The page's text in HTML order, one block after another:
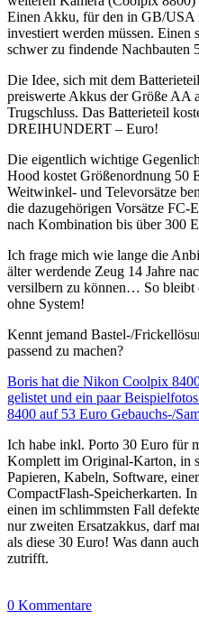
Einen Akku, für den in GB/USA
investiert werden müssen. Einen
schwer zu findende Nachbauten
Die Idee, sich mit dem
preiswerte Akkus der Größe AA
Trugschluss. Das Batterieteil
DREIHUNDERT – Euro!
Die eigentlich wichtige
Hood kostet Größenordnung 50
Weitwinkel- und Televorsätze
die dazugehörigen Vorsätze
nach Kombination bis über 300
Ich frage mich wie lange die
älter werdende Zeug 14 Jahre
versilbern zu können… So bleibt
ohne System!
Kennt jemand Bastel-/
passend zu machen?
Boris hat die Nikon Coolpix
gelistet und ein paar
8400 auf 53 Euro Gebauchs-/
Ich habe inkl. Porto 30 Euro für
Komplett im Original-Karton, in
Papieren, Kabeln, Software,
CompactFlash-Speicherkarten.
einen im schlimmsten Fall
nur zweiten Ersatzakkus, darf
als diese 30 Euro! Was dann
zutrifft.
0 Kommentare